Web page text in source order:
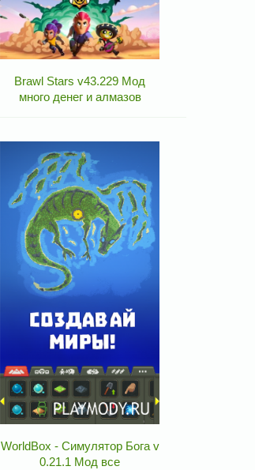
Brawl Stars v43.229 Мод
много денег и алмазов
WorldBox - Симулятор Бога v
0.21.1 Мод все